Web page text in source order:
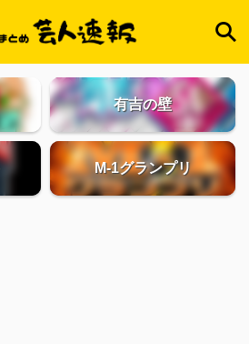
有吉の壁
M-1グランプリ